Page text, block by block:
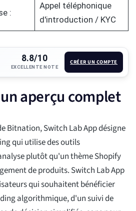
:
Appel téléphonique
d'introduction / KYC
8.8/10
EXCELLENTE NOTE
CRÉER UN COMPTE
aperçu complet
Bitnation, Switch Lab App désigne
qui utilise des outils
plutôt qu'un thème Shopify
de produits. Switch Lab App
qui souhaitent bénéficier
algorithmique, d'un suivi de